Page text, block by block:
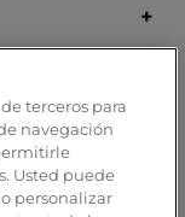
terceros para
navegación
Usted puede
personalizar